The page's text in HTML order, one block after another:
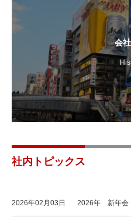
会
社内トピックス
2026年02月03日 2026年 新年会